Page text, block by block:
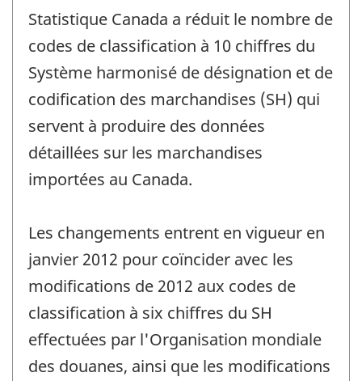
référence
de
-
Statistique Canada a réduit le nombre de
codes de classification à 10 chiffres du
Système harmonisé de désignation et de
codification des marchandises (SH) qui
servent à produire des données
détaillées sur les marchandises
importées au Canada.
Les changements entrent en vigueur en
janvier 2012 pour coïncider avec les
modifications de 2012 aux codes de
classification à six chiffres du SH
effectuées par l'Organisation mondiale
des douanes, ainsi que les modifications